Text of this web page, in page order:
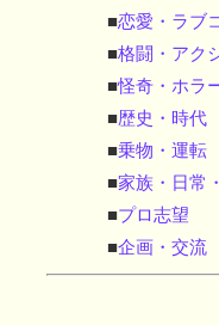
■恋愛・ラブ
■格闘・アク
■怪奇・ホラ
■歴史・時代
■乗物・運転
■家族・日常
■プロ志望
■企画・交流